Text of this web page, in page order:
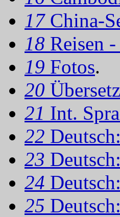
17 China-
18 Reisen
19 Fotos.
20
21 Int.
22
23
24
25